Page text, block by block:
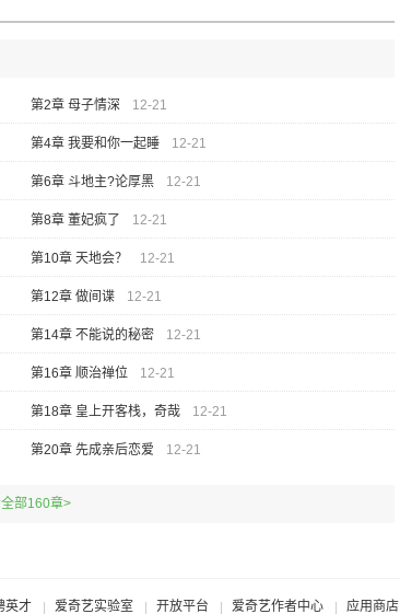
第2章 母子情深 12-21
第4章 我要和你一起睡 12-21
第6章 斗地主?论厚黑 12-21
第8章 董妃疯了 12-21
第10章 天地会？ 12-21
第12章 做间谍 12-21
第14章 不能说的秘密 12-21
第16章 顺治禅位 12-21
第18章 皇上开客栈，奇哉 12-21
第20章 先成亲后恋爱 12-21
部160章>
英才 爱奇艺实验室 开放平台 爱奇艺作者中心 应用商店